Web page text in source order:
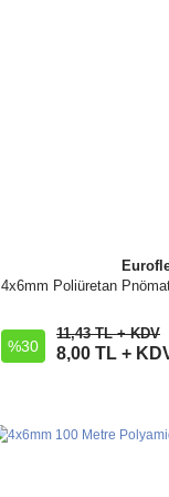
4x6mm Poliüretan
%30
11,43 TL + KDV
8,00 TL +